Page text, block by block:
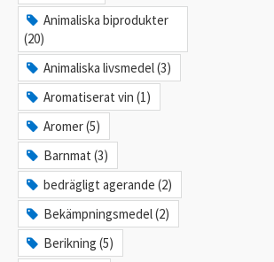
Animaliska biprodukter
(20)
Animaliska livsmedel (3)
Aromatiserat vin (1)
Aromer (5)
Barnmat (3)
bedrägligt agerande (2)
Bekämpningsmedel (2)
Berikning (5)